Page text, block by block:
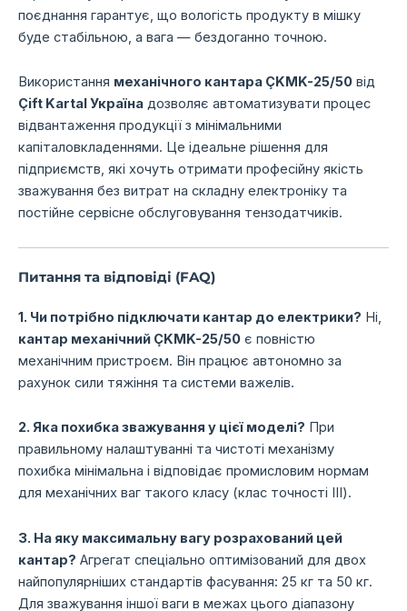
поєднання гарантує, що вологість продукту в мішку
буде стабільною, а вага — бездоганно точною.
Використання механічного кантара ÇKMK-25/50 від
Çift Kartal Україна дозволяє автоматизувати процес
відвантаження продукції з мінімальними
капіталовкладеннями. Це ідеальне рішення для
підприємств, які хочуть отримати професійну якість
зважування без витрат на складну електроніку та
постійне сервісне обслуговування тензодатчиків.
Питання та відповіді (FAQ)
1. Чи потрібно підключати кантар до електрики? Ні,
кантар механічний ÇKMK-25/50 є повністю
механічним пристроєм. Він працює автономно за
рахунок сили тяжіння та системи важелів.
2. Яка похибка зважування у цієї моделі? При
правильному налаштуванні та чистоті механізму
похибка мінімальна і відповідає промисловим нормам
для механічних ваг такого класу (клас точності III).
3. На яку максимальну вагу розрахований цей
кантар? Агрегат спеціально оптимізований для двох
найпопулярніших стандартів фасування: 25 кг та 50 кг.
Для зважування іншої ваги в межах цього діапазону